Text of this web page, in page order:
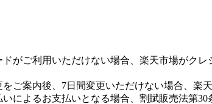
がご利用いただけない場合、楽天市場がク
ご案内後、7日間変更いただけない場合、楽
によるお支払いとなる場合、割賦販売法第